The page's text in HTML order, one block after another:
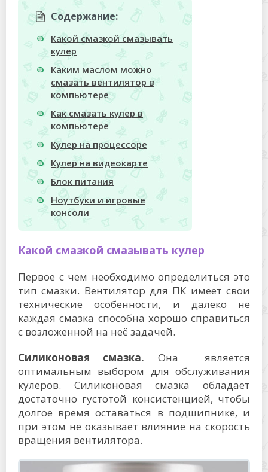
Содержание:
Какой смазкой смазывать
кулер
Каким маслом можно
смазать вентилятор в
компьютере
Как смазать кулер в
компьютере
Кулер на процессоре
Кулер на видеокарте
Блок питания
Ноутбуки и игровые
консоли
Какой смазкой смазывать кулер
Первое с чем необходимо определиться это
тип смазки. Вентилятор для ПК имеет свои
технические особенности, и далеко не
каждая смазка способна хорошо справиться
с возложенной на неё задачей.
Силиконовая смазка. Она является
оптимальным выбором для обслуживания
кулеров. Силиконовая смазка обладает
достаточно густотой консистенцией, чтобы
долгое время оставаться в подшипнике, и
при этом не оказывает влияние на скорость
вращения вентилятора.